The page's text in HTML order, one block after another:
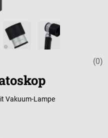
(0)
Vakuum-Lampe